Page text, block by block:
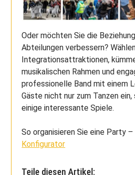
Oder möchten Sie die
Abteilungen verbessern?
Integrationsattraktionen,
musikalischen Rahmen und
professionelle Band mit einem
Gäste nicht nur zum Tanzen
einige interessante Spiele.
So organisieren Sie eine Party –
Konfigurator
Teile diesen Artikel: